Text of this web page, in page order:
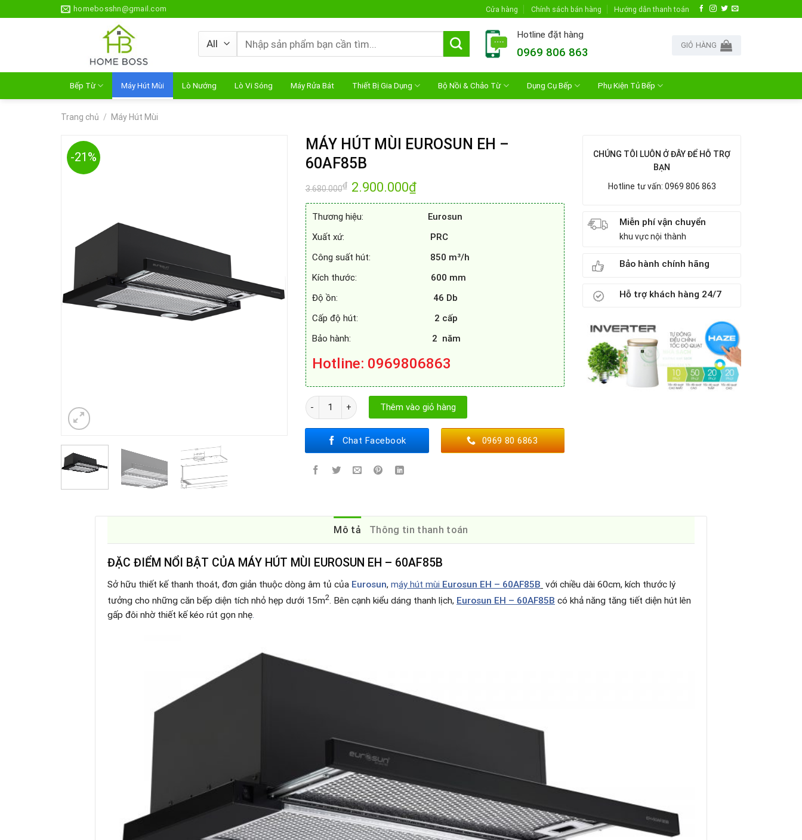
to
homebosshn@gmail.com Cửa hàng Chính sách bán hàng Hướng dẫn thanh toán
Tìm
kiếm:
Hotline đặt hàng
0969 806 863
GIỎ HÀNG
Bếp Từ Máy Hút Mùi Lò Nướng Lò Vi Sóng Máy Rửa Bát Thiết Bị Gia Dụng Bộ Nồi & Chảo Từ Dụng Cụ Bếp Phụ Kiện Tủ Bếp
Trang chủ / Máy Hút Mùi
-21%
MÁY HÚT MÙI EUROSUN EH –
60AF85B
3.680.000₫ Giá
gốc
là:
2.900.000₫Giá
hiện
tại
2.900.000₫.
Thương hiệu: Eurosun
Xuất xứ:
PRC
Công suất hút:
850 m³/h
Kích thước:
600 mm
Độ ồn: 46 Db
Cấp độ hút: 2 cấp
Bảo hành: 2 năm
Hotline: 0969806863
MÁY HÚT MÙI EUROSUN EH - 60AF85B số lượng
Thêm vào giỏ hàng
Chat Facebook 0969 80 6863
CHÚNG TÔI LUÔN Ở ĐÂY ĐỂ HỖ TRỢ
BẠN
Hotline tư vấn: 0969 806 863
Miễn phí vận chuyển
khu vực nội thành
Bảo hành chính hãng
Hỗ trợ khách hàng 24/7
Mô tả Thông tin thanh toán
ĐẶC ĐIỂM NỔI BẬT CỦA MÁY HÚT MÙI EUROSUN EH – 60AF85B
Sở hữu thiết kế thanh thoát, đơn giản thuộc dòng âm tủ của Eurosun, máy hút mùi Eurosun EH – 60AF85B với chiều dài 60cm, kích thước lý
tưởng cho những căn bếp diện tích nhỏ hẹp dưới 15m2. Bên cạnh kiểu dáng thanh lịch, Eurosun EH – 60AF85B có khả năng tăng tiết diện hút lên
gấp đôi nhờ thiết kế kéo rút gọn nhẹ.